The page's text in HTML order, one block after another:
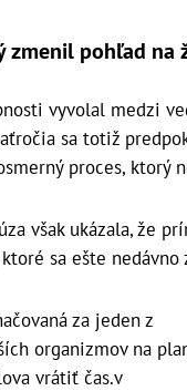
zmenil pohľad na
vyvolal medzi
sa totiž
proces, ktorý
však ukázala, že
sa ešte nedávno
za jeden z
organizmov na
vrátiť čas.v